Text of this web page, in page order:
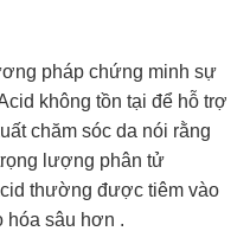
pháp chứng minh sự
không tồn tại để hỗ trợ
chăm sóc da nói rằng
lượng phân tử
thường được tiêm vào
hóa sâu hơn .